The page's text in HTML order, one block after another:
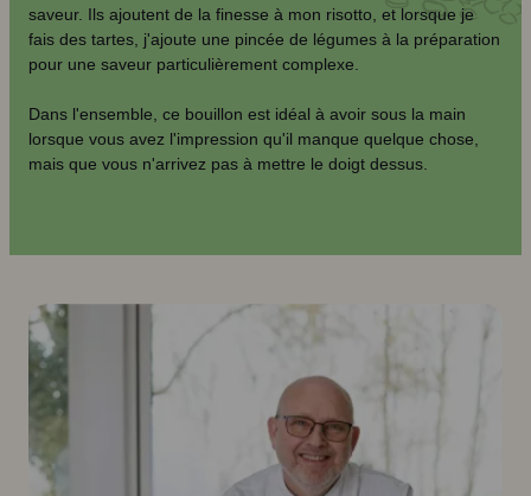
saveur. Ils ajoutent de la finesse à mon risotto, et lorsque je
fais des tartes, j'ajoute une pincée de légumes à la préparation
pour une saveur particulièrement complexe.
Dans l'ensemble, ce bouillon est idéal à avoir sous la main
lorsque vous avez l'impression qu'il manque quelque chose,
mais que vous n'arrivez pas à mettre le doigt dessus.